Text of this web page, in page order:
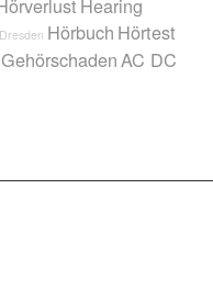
Hearing
Dresden Hörbuch Hörtest
GehörschadenAC DC